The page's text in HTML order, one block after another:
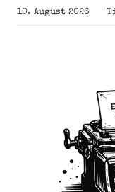
Zum
Inhalt
10. August 2026